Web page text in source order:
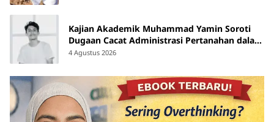
Kajian Akademik Muhammad Yamin Soroti
Dugaan Cacat Administrasi Pertanahan dalam
Konflik Laoli di Luwu Timur
4 Agustus 2026